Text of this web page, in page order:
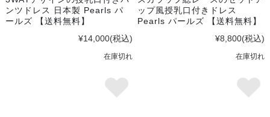
ンツドレス 日本製 Pearls パ
ールズ 【送料無料】
¥14,000(税込)
在庫切れ
ップ風授乳口付きドレス
Pearls パールズ 【送料無料】
¥8,800(税込)
在庫切れ